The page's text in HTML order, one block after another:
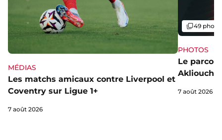
MÉDIAS
Les matchs amicaux contre Liverpool et
Coventry sur Ligue 1+
7 août 2026
PHOTOS
Le
Akliouche
Galerie
49
7 août 2026